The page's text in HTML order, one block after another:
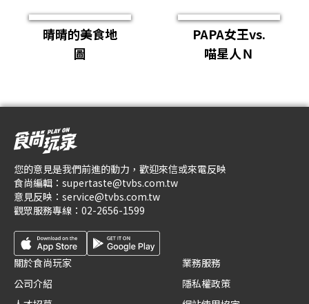
晴晴的美食地
圖
PAPA女王vs.
喵星人Ｎ
您的意見是我們前進的動力，歡迎來信或來電反映
食尚編輯： supertaste@tvbs.com.tw
意見反映： service@tvbs.com.tw
觀眾服務專線： 02-2656-1599
關於食尚玩家
公司介紹
業務服務
隱私權政策